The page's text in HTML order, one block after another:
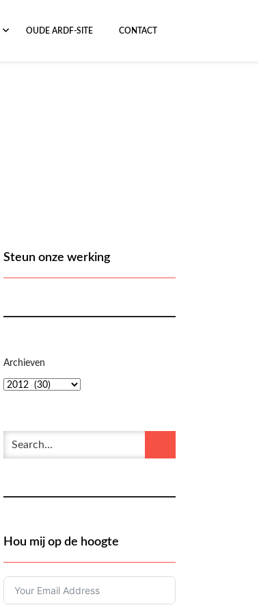
OUDE ARDF-SITE CONTACT
Steun onze werking
Archieven
Hou mij op de hoogte